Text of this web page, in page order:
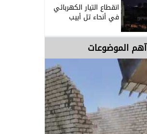
انقطاع التيار الكهربائي
في أنحاء تل أبيب
آهم الموضوعات